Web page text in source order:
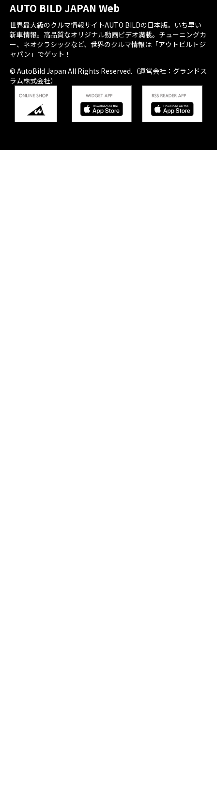
AUTO BILD JAPAN Web
世界最大級のクルマ情報サイトAUTO BILDの日本版。いち早い
新車情報。高品質なオリジナル動画ビデオ満載。チューニングカ
ー、ネオクラシックなど、世界のクルマ情報は「アウトビルトジ
ャパン」でゲット！
© AutoBild Japan All Rights Reserved.（運営会社：グランドス
ラム株式会社）